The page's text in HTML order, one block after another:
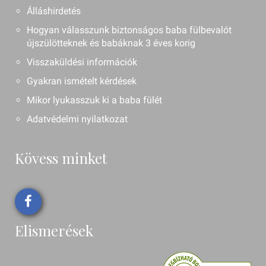
Álláshirdetés
Hogyan válasszunk biztonságos baba fülbevalót
újszülötteknek és babáknak 3 éves korig
Visszaküldési információk
Gyakran ismételt kérdések
Mikor lyukasszuk ki a baba fülét
Adatvédelmi nyilatkozat
Kövess minket
Elismerések